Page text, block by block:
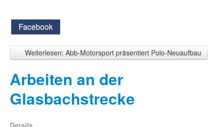
Facebook
Weiterlesen: Abb-Motorsport präsentiert Polo-Neuaufbau
Arbeiten an der
Glasbachstrecke
Details